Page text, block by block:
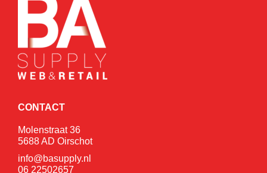
CONTACT
Molenstraat 36
5688 AD Oirschot
info@basupply.nl
06 22502657